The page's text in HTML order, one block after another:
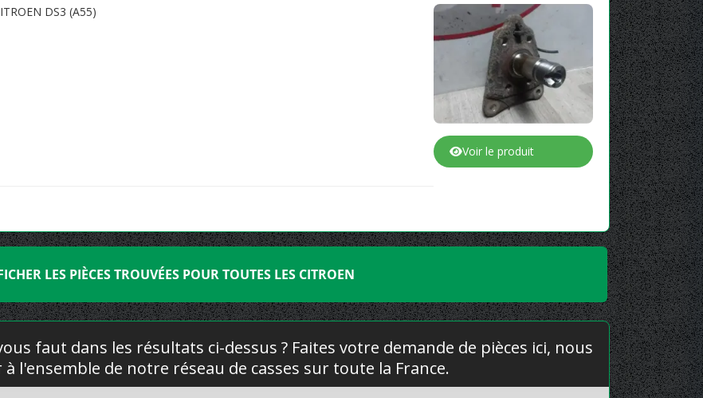
DS3 (A55)
Voir le produit
LES PIÈCES TROUVÉES POUR TOUTES LES CITROEN
faut dans les résultats ci-dessus ? Faites votre demande de pièces ici, nous
l'ensemble de notre réseau de casses sur toute la France.